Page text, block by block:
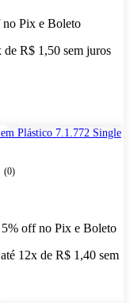
no Pix e Boleto
R$ 1,50 sem juros
Plástico 7.1.772 Single
(0)
5% off no Pix e Boleto
12x de R$ 1,40 sem